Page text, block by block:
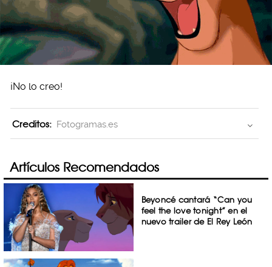
¡No lo creo!
Creditos: Fotogramas.es
Artículos Recomendados
Beyoncé cantará “Can you
feel the love tonight” en el
nuevo trailer de El Rey León